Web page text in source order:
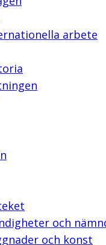
arbete
och
och konst